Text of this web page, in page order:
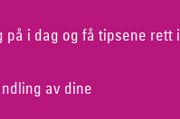
på i dag og få tipsene rett i
av dine